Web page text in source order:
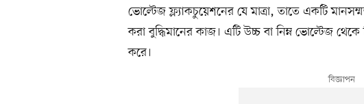
ভোল্টেজ ফ্ল্যাকচুয়েশনের যে মাত্রা, তাতে একটি
করা বুদ্ধিমানের কাজ। এটি উচ্চ বা নিম্ন ভোল্টেজ
করে।